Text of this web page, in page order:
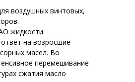
воздушных винтовых,
жидкости.
на возросшие
масел. Во
перемешивание
сжатия масло